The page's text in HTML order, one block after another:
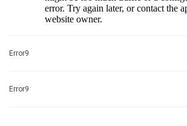
Error9
Error9